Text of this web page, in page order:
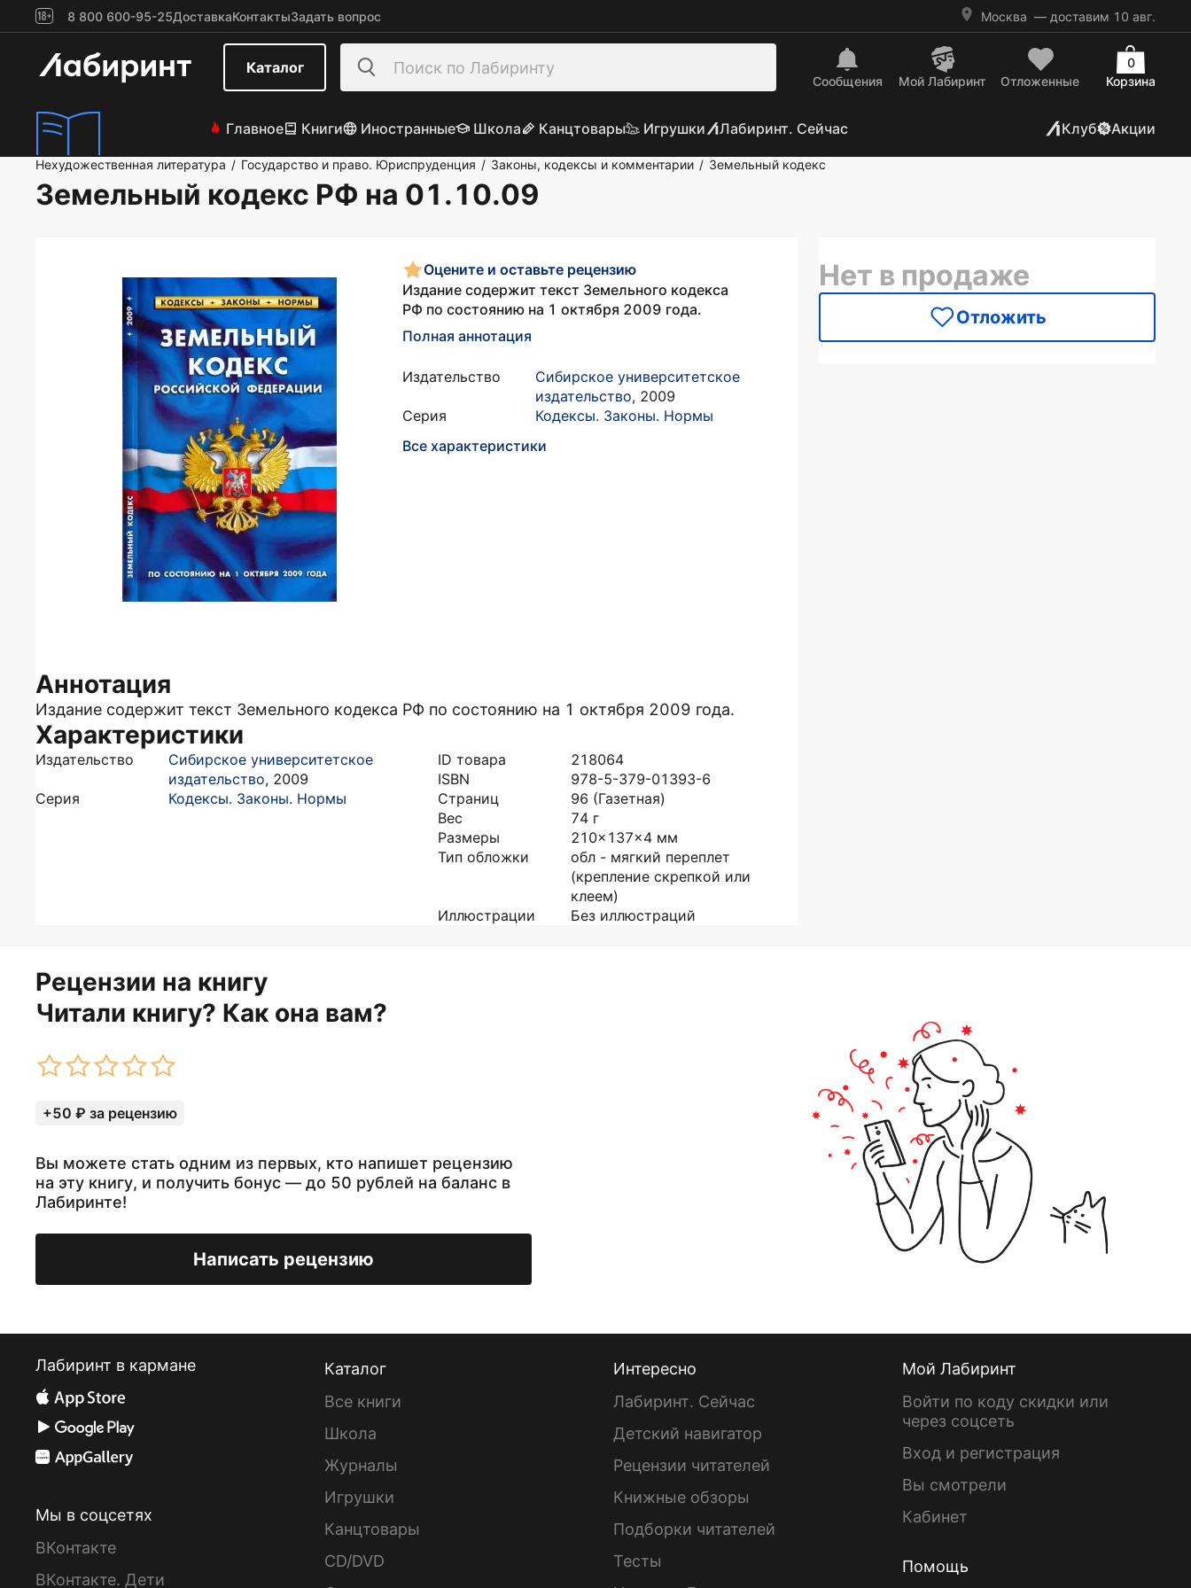
8 800 600-95-25ДоставкаКонтактыЗадать вопрос Москва — доставим 10 авг.
Каталог
Сообщения Mой Лабиринт Отложенные Корзина
0
Главное Книги Иностранные Школа Канцтовары Игрушки Лабиринт. Сейчас Клуб Акции
Нехудожественная литература / Государство и право. Юриспруденция / Законы, кодексы и комментарии / Земельный кодекс
Земельный кодекс РФ на 01.10.09
Оцените и оставьте рецензию
Издание содержит текст Земельного кодекса
РФ по состоянию на 1 октября 2009 года.
Полная аннотация
Издательство
Сибирское университетское
издательство, 2009
Серия
Кодексы. Законы. Нормы
Все характеристики
Аннотация
Издание содержит текст Земельного кодекса РФ по состоянию на 1 октября 2009 года.
Характеристики
Издательство
Сибирское университетское
издательство, 2009
Серия
Кодексы. Законы. Нормы
ID товара
218064
ISBN
978-5-379-01393-6
Страниц
96 (Газетная)
Вес
74 г
Размеры
210x137x4 мм
Тип обложки
обл - мягкий переплет
(крепление скрепкой или
клеем)
Иллюстрации
Без иллюстраций
Нет в продаже
Отложить
Рецензии на книгу
Читали книгу? Как она вам?
+50 ₽ за рецензию
Вы можете стать одним из первых, кто напишет рецензию
на эту книгу, и получить бонус — до 50 рублей на баланс в
Лабиринте!
Написать рецензию
Лабиринт в кармане
Мы в соцсетях
ВКонтакте
ВКонтакте. Дети
Каталог
Все книги
Школа
Журналы
Игрушки
Канцтовары
CD/DVD
Интересно
Лабиринт. Сейчас
Детский навигатор
Рецензии читателей
Книжные обзоры
Подборки читателей
Тесты
Мой Лабиринт
Войти по коду скидки или
через соцсеть
Вход и регистрация
Вы смотрели
Кабинет
Помощь